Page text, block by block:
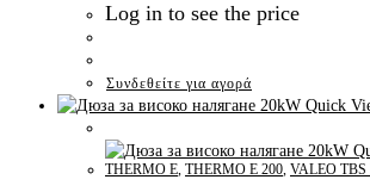
Log in to see the price
Συνδεθείτε για αγορά
Quick
THERMO E, THERMO E 200, VALEO TBS